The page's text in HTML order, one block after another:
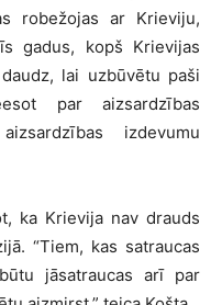
robežojas ar Krieviju,
gadus, kopš Krievijas
lai uzbūvētu paši
par aizsardzības
izdevumu
ka Krievija nav drauds
“Tiem, kas satraucas
jāsatraucas arī par